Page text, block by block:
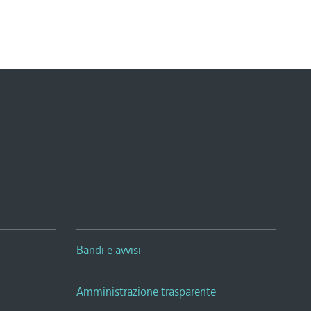
Bandi e avvisi
Amministrazione trasparente